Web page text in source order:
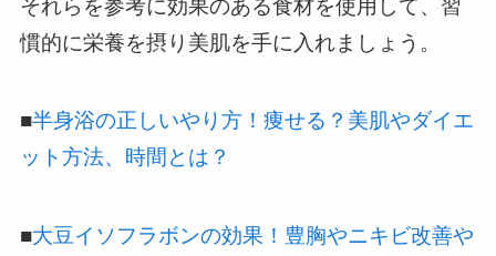
それらを参考に効果のある食材を使用して、習
慣的に栄養を摂り美肌を手に入れましょう。
■半身浴の正しいやり方！痩せる？美肌やダイエ
ット方法、時間とは？
■大豆イソフラボンの効果！豊胸やニキビ改善や